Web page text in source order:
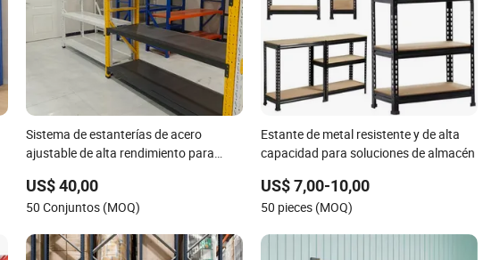
Sistema de estanterías de acero
ajustable de alta rendimiento para
carga media y ligera
US$ 40,00
50 Conjuntos (MOQ)
Estante de metal resistente y de alta
capacidad para soluciones de almacén
US$ 7,00-10,00
50 pieces (MOQ)